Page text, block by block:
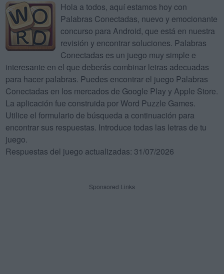
Hola a todos, aquí estamos hoy con
Palabras Conectadas, nuevo y emocionante
concurso para Android, que está en nuestra
revisión y encontrar soluciones. Palabras
Conectadas es un juego muy simple e
interesante en el que deberás combinar letras adecuadas
para hacer palabras. Puedes encontrar el juego Palabras
Conectadas en los mercados de Google Play y Apple Store.
La aplicación fue construida por Word Puzzle Games.
Utilice el formulario de búsqueda a continuación para
encontrar sus respuestas. Introduce todas las letras de tu
juego.
Respuestas del juego actualizadas: 31/07/2026
Sponsored Links